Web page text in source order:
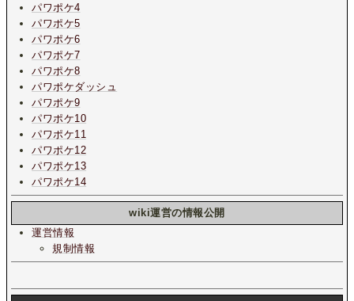
パワポケ4
パワポケ5
パワポケ6
パワポケ7
パワポケ8
パワポケダッシュ
パワポケ9
パワポケ10
パワポケ11
パワポケ12
パワポケ13
パワポケ14
wiki運営の情報公開
運営情報
規制情報